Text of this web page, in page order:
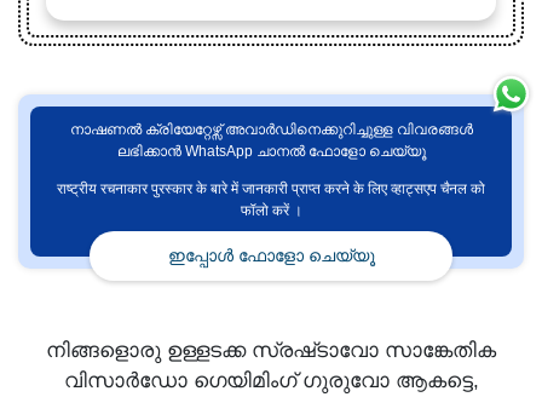
നാഷണൽ ക്രിയേറ്റേഴ്സ് അവാർഡിനെക്കുറിച്ചുള്ള വിവരങ്ങൾ
ലഭിക്കാൻ WhatsApp ചാനൽ ഫോളോ ചെയ്യൂ
राष्ट्रीय रचनाकार पुरस्कार के बारे में जानकारी प्राप्त करने के लिए व्हाट्सएप चैनल को
फॉलो करें ।
ഇപ്പോൾ ഫോളോ ചെയ്യൂ
നിങ്ങളൊരു ഉള്ളടക്ക സ്രഷ്‌ടാവോ സാങ്കേതിക
വിസാർഡോ ഗെയിമിംഗ് ഗുരുവോ ആകട്ടെ,